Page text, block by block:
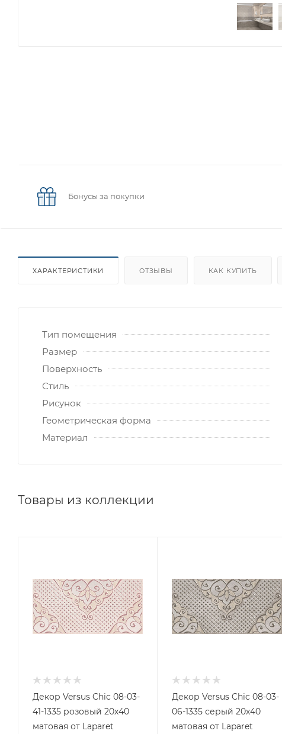
Бонусы за покупки
ХАРАКТЕРИСТИКИ ОТЗЫВЫ КАК КУПИТЬ
Тип помещения
Размер
Поверхность
Стиль
Рисунок
Геометрическая форма
Материал
Товары из коллекции
Декор Versus Chic 08-03-
41-1335 розовый 20х40
матовая от Laparet
Декор Versus Chic 08-03-
06-1335 серый 20х40
матовая от Laparet